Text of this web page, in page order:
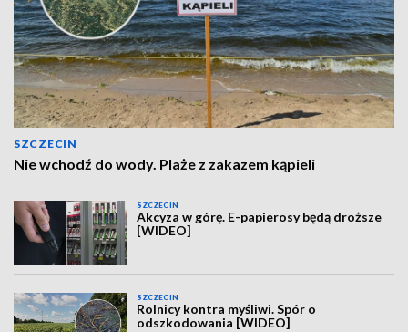
SZCZECIN
Nie wchodź do wody. Plaże z zakazem kąpieli
SZCZECIN
Akcyza w górę. E-papierosy będą droższe
[WIDEO]
SZCZECIN
Rolnicy kontra myśliwi. Spór o
odszkodowania [WIDEO]